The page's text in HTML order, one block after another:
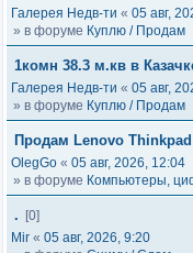
Галерея Недв-ти « 05 авг,
» в форуме Куплю / Продам
1комн 38.3 м.кв в
Галерея Недв-ти « 05 авг,
» в форуме Куплю / Продам
Продам Lenovo
OlegGo « 05 авг, 2026, 12:04
» в форуме Компьютеры,
.
[0]
Mir « 05 авг, 2026, 9:20